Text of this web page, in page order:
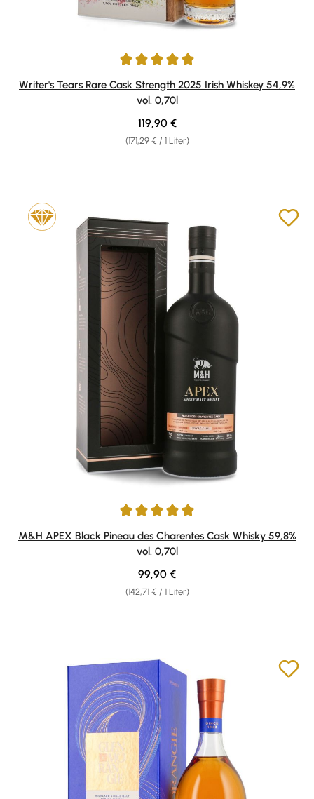
Durchschnittliche Bewertung von 5 von 5 Sternen
Writer's Tears Rare Cask Strength 2025 Irish Whiskey 54,9%
vol. 0,70l
(171,29 € / 1 Liter)
Regulärer Preis:
119,90 €
Durchschnittliche Bewertung von 5 von 5 Sternen
M&H APEX Black Pineau des Charentes Cask Whisky 59,8%
vol. 0,70l
(142,71 € / 1 Liter)
Regulärer Preis:
99,90 €